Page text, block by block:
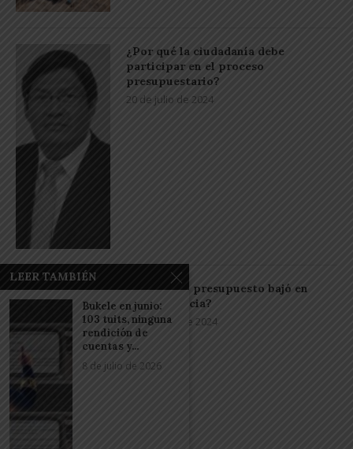
¿Por qué la ciudadanía debe
participar en el proceso
presupuestario?
20 de julio de 2024
¿Por qué el presupuesto bajó en
transparencia?
15 de junio de 2024
LEER TAMBIÉN
Bukele en junio:
103 tuits, ninguna
rendición de
cuentas y...
8 de julio de 2026